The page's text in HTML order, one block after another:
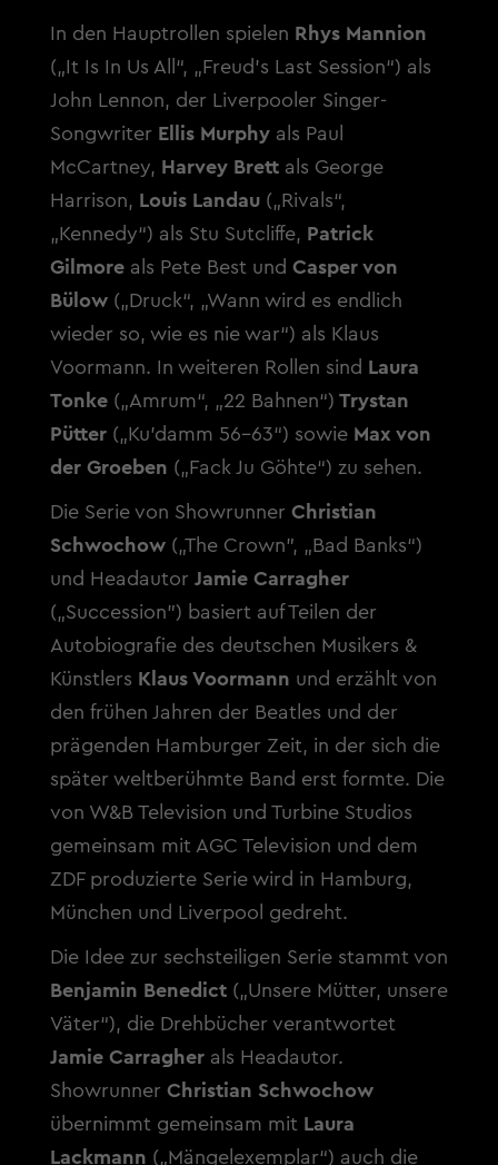
In den Hauptrollen spielen Rhys Mannion
(„It Is In Us All“, „Freud’s Last Session“) als
John Lennon, der Liverpooler Singer-
Songwriter Ellis Murphyals Paul
McCartney, Harvey Brettals George
Harrison, Louis Landau („Rivals“,
„Kennedy“) als Stu Sutcliffe, Patrick
Gilmoreals Pete Best und Casper von
Bülow(„Druck“, „Wann wird es endlich
wieder so, wie es nie war“) als Klaus
Voormann. In weiteren Rollen sind
Laura
Tonke („Amrum“, „22 Bahnen“) Trystan
Pütter („Ku’damm 56-63“) sowieMax von
der Groeben („Fack Ju Göhte“) zu sehen.
Die Serie von Showrunner Christian
Schwochow(„The Crown”, „Bad Banks“)
und Headautor Jamie Carragher
(„Succession") basiert auf Teilen der
Autobiografie des deutschen Musikers &
Künstlers Klaus Voormann und erzählt von
den frühen Jahren der Beatles und der
prägenden Hamburger Zeit, in der sich die
später weltberühmte Band erst formte. Die
von W&B Television und Turbine Studios
gemeinsam mit AGC Television und dem
ZDF produzierte Serie wird in Hamburg,
München und Liverpool gedreht.
Die Idee zur sechsteiligen Serie stammt von
Benjamin Benedict(„Unsere Mütter, unsere
Väter“), die Drehbücher verantwortet
Jamie Carragherals Headautor.
Showrunner Christian Schwochow
übernimmt gemeinsam mit Laura
Lackmann („Mängelexemplar“) auch die